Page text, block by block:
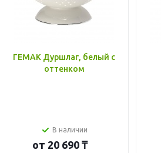
ГЕМАК Дуршлаг, белый с
оттенком
В наличии
от 20 690 ₸